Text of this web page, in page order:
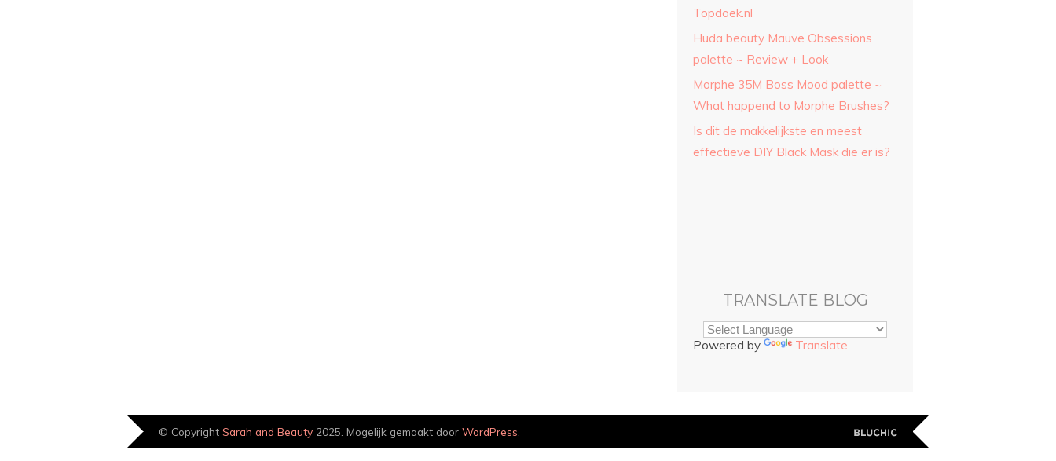
Topdoek.nl
Huda beauty Mauve Obsessions
palette ~ Review + Look
Morphe 35M Boss Mood palette ~
What happend to Morphe Brushes?
Is dit de makkelijkste en meest
effectieve DIY Black Mask die er is?
TRANSLATE BLOG
Powered by Translate
© Copyright Sarah and Beauty 2025. Mogelijk gemaakt door WordPress